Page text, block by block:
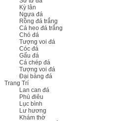
Kỳ lân
Ngựa đá
Rồng đá trắng
Cá heo đá trắng
Chó đá
Tượng voi đá
Cóc đá
Gấu đá
Cá chép đá
Tượng voi đá
Đại bàng đá
Trang Trí
Lan can đá
Phù điêu
Lục bình
Lư hương
Khám thờ